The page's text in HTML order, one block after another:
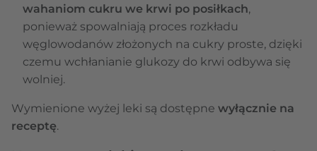
wahaniom cukru we krwi po posiłkach,
ponieważ spowalniają proces rozkładu
węglowodanów złożonych na cukry proste, dzięki
czemu wchłanianie glukozy do krwi odbywa się
wolniej.
Wymienione wyżej leki są dostępne wyłącznie na
receptę.